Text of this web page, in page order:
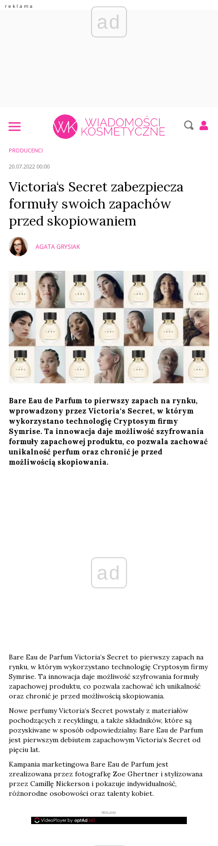
ad
PRODUCENCI
20.07.2022 00:00
Victoria‘s Secret zabezpiecza
formuły swoich zapachów
przed skopiowaniem
AGATA GRYSIAK
Bare Eau de Parfum to pierwszy zapach na rynku,
wprowadzony przez Victoria‘s Secret, w którym
wykorzystano technologię Cryptosym firmy
Symrise. Ta innowacja daje możliwość szyfrowania
formuły zapachowej produktu, co pozwala zachować
unikalność perfum oraz chronić je przed
możliwością skopiowania.
ad
Bare Eau de Parfum Victoria‘s Secret to pierwszy zapach na
rynku, w którym wykorzystano technologię Cryptosym firmy
Symrise. Ta innowacja daje możliwość szyfrowania formuły
zapachowej produktu, co pozwala zachować ich unikalność
oraz chronić je przed możliwością skopiowania.
Nowe perfumy Victoria‘s Secret powstały z materiałów
pochodzących z recyklingu, a także składników, które są
pozyskiwane w sposób odpowiedzialny. Bare Eau de Parfum
jest pierwszym debiutem zapachowym Victoria‘s Secret od
pięciu lat.
Kampania marketingowa Bare Eau de Parfum jest
zrealizowana przez fotografkę Zoe Ghertner i stylizowana
przez Camillę Nickerson i pokazuje indywidualność,
różnorodne osobowości oraz talenty kobiet.
REKLAMA